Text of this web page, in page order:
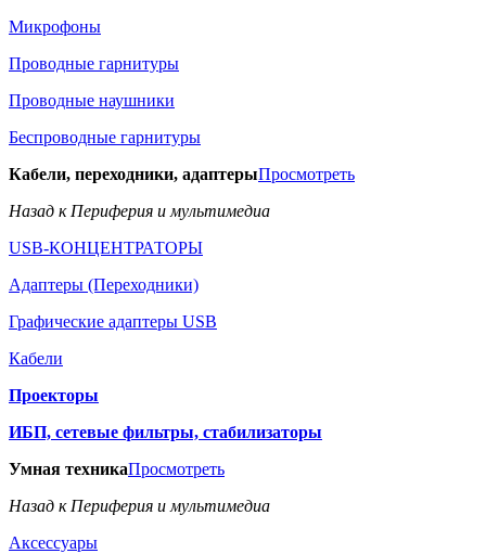
Микрофоны
Проводные гарнитуры
Проводные наушники
Беспроводные гарнитуры
Кабели, переходники, адаптерыПросмотреть
Назад к Периферия и мультимедиа
USB-КОНЦЕНТРАТОРЫ
Адаптеры (Переходники)
Графические адаптеры USB
Кабели
Проекторы
ИБП, сетевые фильтры, стабилизаторы
Умная техникаПросмотреть
Назад к Периферия и мультимедиа
Аксессуары